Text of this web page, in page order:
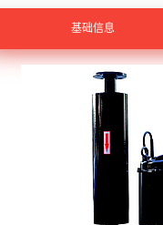
基础信息
基础信息